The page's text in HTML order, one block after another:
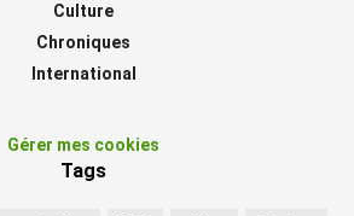
Culture
Chroniques
International
Gérer mes cookies
Tags